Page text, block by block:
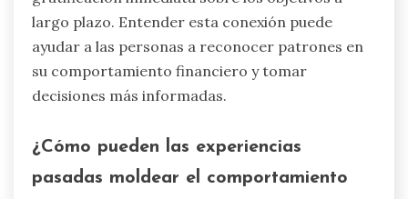
largo plazo. Entender esta conexión puede
ayudar a las personas a reconocer patrones en
su comportamiento financiero y tomar
decisiones más informadas.
¿Cómo pueden las experiencias
pasadas moldear el comportamiento